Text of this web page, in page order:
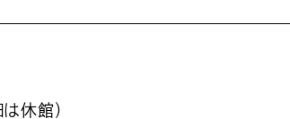
休館）